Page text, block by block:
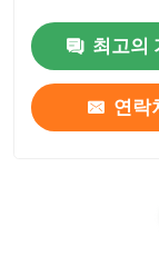
최고의
연락